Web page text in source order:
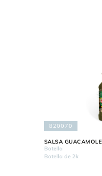
820070
SALSA GUACAMOLE
Botella
Botella de 2k